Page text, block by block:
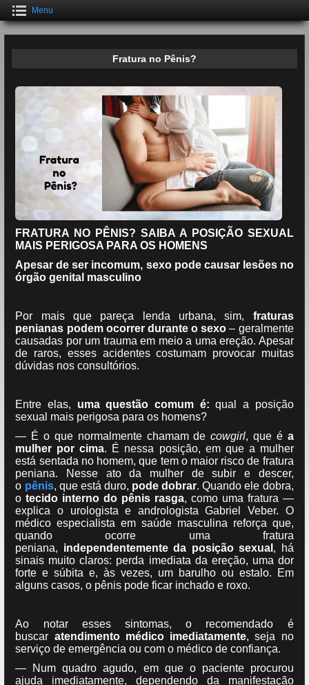
Menu
Fratura no Pênis?
FRATURA NO PÊNIS? SAIBA A POSIÇÃO SEXUAL
MAIS PERIGOSA PARA OS HOMENS
Apesar de ser incomum, sexo pode causar lesões no
órgão genital masculino
Por mais que pareça lenda urbana, sim, fraturas
penianas podem ocorrer durante o sexo – geralmente
causadas por um trauma em meio a uma ereção. Apesar
de raros, esses acidentes costumam provocar muitas
dúvidas nos consultórios.
Entre elas, uma questão comum é: qual a posição
sexual mais perigosa para os homens?
— É o que normalmente chamam decowgirl, que é a
mulher por cima. É nessa posição, em que a mulher
está sentada no homem, que tem o maior risco de fratura
peniana. Nesse ato da mulher de subir e descer,
o pênis, que está duro, pode dobrar. Quando ele dobra,
otecido interno do pênis rasga, como uma fratura —
explica o urologista e andrologista Gabriel Veber. O
médico especialista em saúde masculina reforça que,
quando ocorre uma fratura
peniana, independentemente da posição sexual , há
sinais muito claros: perda imediata da ereção, uma dor
forte e súbita e, às vezes, um barulho ou estalo. Em
alguns casos, o pênis pode ficar inchado e roxo.
Ao notar esses sintomas, o recomendado é
buscar atendimento médico imediatamente, seja no
serviço de emergência ou com o médico de confiança.
— Num quadro agudo, em que o paciente procurou
ajuda imediatamente, dependendo da manifestação